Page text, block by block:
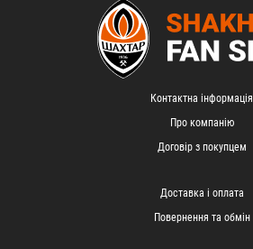
Контактна інформація
Про компанію
Договір з покупцем
Доставка і оплата
Повернення та обмін